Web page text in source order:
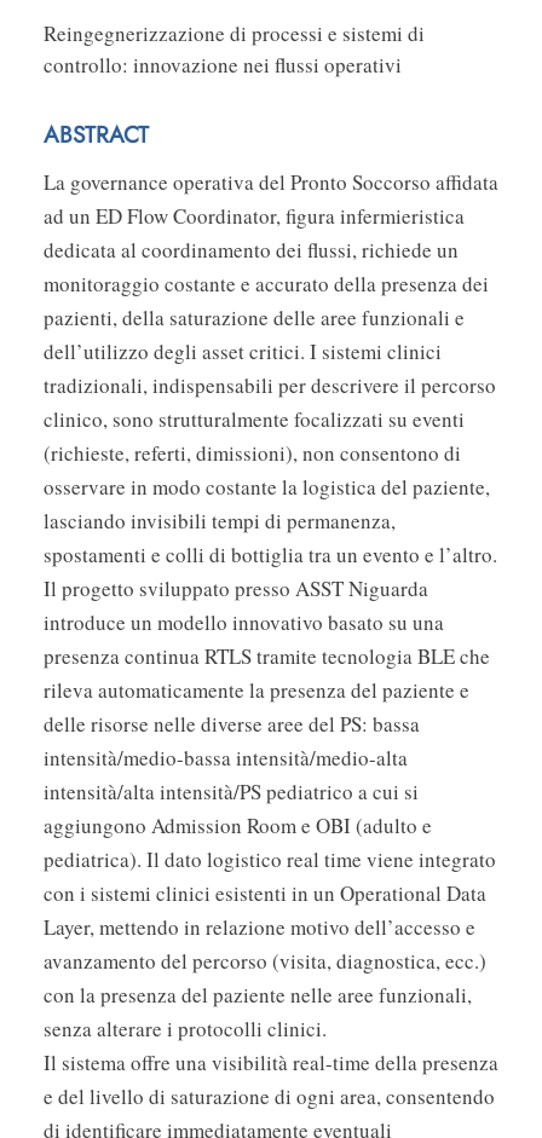
Reingegnerizzazione di processi e sistemi di
controllo: innovazione nei flussi operativi
ABSTRACT
La governance operativa del Pronto Soccorso affidata
ad un ED Flow Coordinator, figura infermieristica
dedicata al coordinamento dei flussi, richiede un
monitoraggio costante e accurato della presenza dei
pazienti, della saturazione delle aree funzionali e
dell’utilizzo degli asset critici. I sistemi clinici
tradizionali, indispensabili per descrivere il percorso
clinico, sono strutturalmente focalizzati su eventi
(richieste, referti, dimissioni), non consentono di
osservare in modo costante la logistica del paziente,
lasciando invisibili tempi di permanenza,
spostamenti e colli di bottiglia tra un evento e l’altro.
Il progetto sviluppato presso ASST Niguarda
introduce un modello innovativo basato su una
presenza continua RTLS tramite tecnologia BLE che
rileva automaticamente la presenza del paziente e
delle risorse nelle diverse aree del PS: bassa
intensità/medio-bassa intensità/medio-alta
intensità/alta intensità/PS pediatrico a cui si
aggiungono Admission Room e OBI (adulto e
pediatrica). Il dato logistico real time viene integrato
con i sistemi clinici esistenti in un Operational Data
Layer, mettendo in relazione motivo dell’accesso e
avanzamento del percorso (visita, diagnostica, ecc.)
con la presenza del paziente nelle aree funzionali,
senza alterare i protocolli clinici.
Il sistema offre una visibilità real-time della presenza
e del livello di saturazione di ogni area, consentendo
di identificare immediatamente eventuali